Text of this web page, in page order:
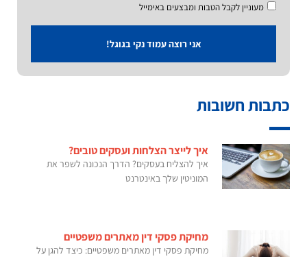
מעוניין לקבל הטבות ומבצעים באימייל
אני רוצה עמוד נקי בגוגל!
כתבות חשובות
איך לייצר הצלחות ועסקים טובים?
איך להצליח בעסקים? הדרך הנכונה לשפר את
המוניטין שלך באינטרנט
מחיקת פסקי דין מאתרים משפטיים
מחיקת פסקי דין מאתרים משפטיים: כיצד להגן על